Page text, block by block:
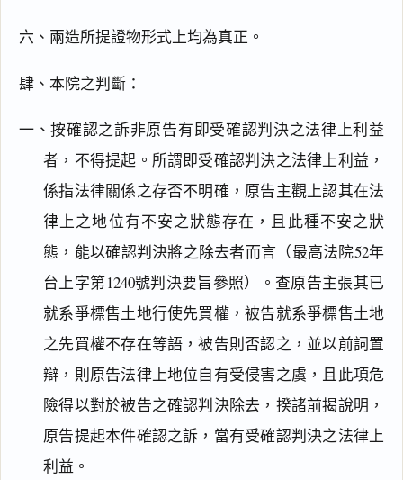
六、兩造所提證物形式上均為真正。
肆、本院之判斷：
一、按確認之訴非原告有即受確認判決之法律上利益
者，不得提起。所謂即受確認判決之法律上利益，
係指法律關係之存否不明確，原告主觀上認其在法
律上之地位有不安之狀態存在，且此種不安之狀
態，能以確認判決將之除去者而言（最高法院52年
台上字第1240號判決要旨參照）。查原告主張其已
就系爭標售土地行使先買權，被告就系爭標售土地
之先買權不存在等語，被告則否認之，並以前詞置
辯，則原告法律上地位自有受侵害之虞，且此項危
險得以對於被告之確認判決除去，揆諸前揭說明，
原告提起本件確認之訴，當有受確認判決之法律上
利益。